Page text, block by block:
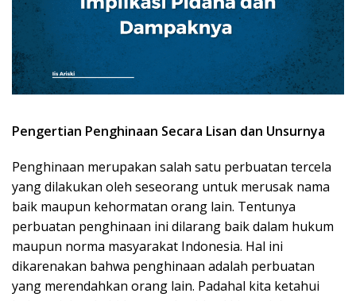
Pengertian Penghinaan Secara Lisan dan Unsurnya
Penghinaan merupakan salah satu perbuatan tercela
yang dilakukan oleh seseorang untuk merusak nama
baik maupun kehormatan orang lain. Tentunya
perbuatan penghinaan ini dilarang baik dalam hukum
maupun norma masyarakat Indonesia. Hal ini
dikarenakan bahwa penghinaan adalah perbuatan
yang merendahkan orang lain. Padahal kita ketahui